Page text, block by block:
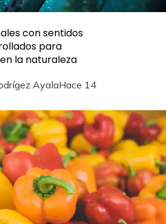
con sentidos
para
la naturaleza
AyalaHace 14